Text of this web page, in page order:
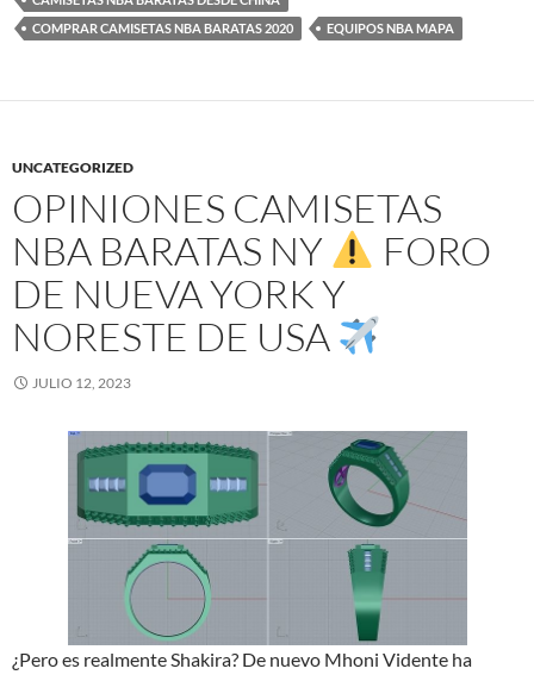
COMPRAR CAMISETAS NBA BARATAS 2020
EQUIPOS NBA MAPA
UNCATEGORIZED
OPINIONES CAMISETAS
NBA BARATAS NY
FORO
DE NUEVA YORK Y
NORESTE DE USA
JULIO 12, 2023
¿Pero es realmente Shakira? De nuevo Mhoni Vidente ha